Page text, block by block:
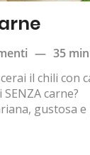
— 35
il chili con
carne?
gustosa e